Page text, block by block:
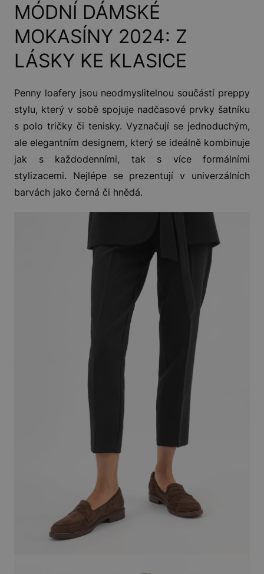
MÓDNÍ DÁMSKÉ
MOKASÍNY 2024: Z
LÁSKY KE KLASICE
Penny loafery jsou neodmyslitelnou součástí preppy
stylu, který v sobě spojuje nadčasové prvky šatníku
s polo tričky či tenisky. Vyznačují se jednoduchým,
ale elegantním designem, který se ideálně kombinuje
jak s každodenními, tak s více formálními
stylizacemi. Nejlépe se prezentují v univerzálních
barvách jako černá či hnědá.